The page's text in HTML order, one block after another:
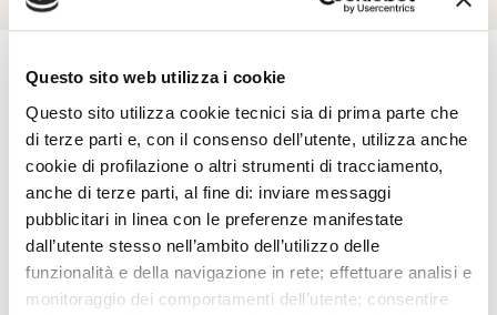
Questo sito web utilizza i cookie
Questo sito utilizza cookie tecnici sia di prima parte che
di terze parti e, con il consenso dell’utente, utilizza anche
cookie di profilazione o altri strumenti di tracciamento,
anche di terze parti, al fine di: inviare messaggi
pubblicitari in linea con le preferenze manifestate
dall’utente stesso nell’ambito dell’utilizzo delle
funzionalità e della navigazione in rete; effettuare analisi e
monitoraggio dei comportamenti dell’utente; consentire
Esplora
Ti potrebbero interessare..